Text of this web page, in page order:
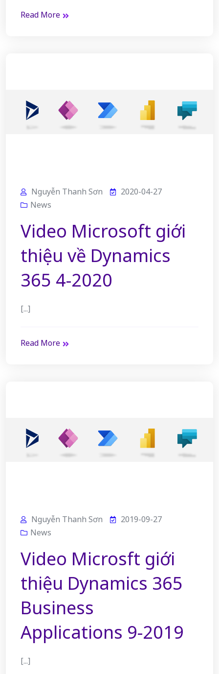
Read More
Nguyễn Thanh Sơn
2020-04-27
News
Video Microsoft giới
thiệu về Dynamics
365 4-2020
[...]
Read More
Nguyễn Thanh Sơn
2019-09-27
News
Video Microsft giới
thiệu Dynamics 365
Business
Applications 9-2019
[...]